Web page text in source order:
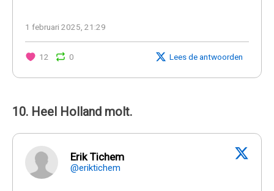
1 februari 2025, 21:29
12 0 Lees de antwoorden
10. Heel Holland molt.
Erik Tichem
@eriktichem